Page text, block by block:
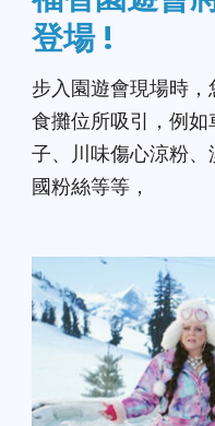
登場 !
步入園遊會現場時
食攤位所吸引，例
子、川味傷心涼粉
國粉絲等等，